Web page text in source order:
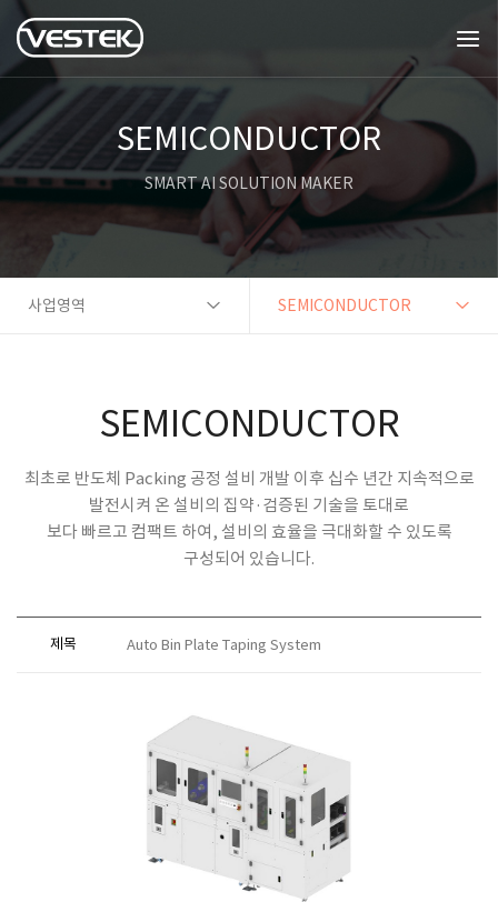
SEMICONDUCTOR
SMART AI SOLUTION MAKER
사업영역 SEMICONDUCTOR
SEMICONDUCTOR
최초로 반도체 Packing 공정 설비 개발 이후 십수 년간 지속적으로
발전시켜 온 설비의 집약·검증된 기술을 토대로
보다 빠르고 컴팩트 하여, 설비의 효율을 극대화할 수 있도록
구성되어 있습니다.
제목 Auto Bin Plate Taping System